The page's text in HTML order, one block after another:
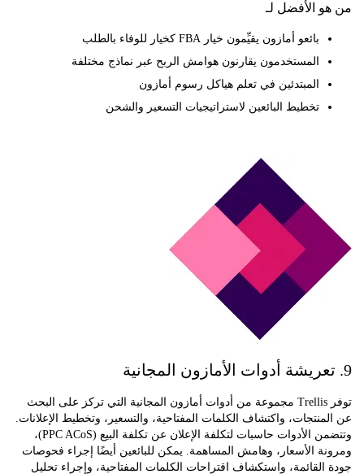
الأفضل لـ
بائعو أمازون يقيِّمون خيار FBA كخيار للوفاء بالطلب
المستخدمون يقارنون هوامش الربح عبر نماذج مختلفة
المبتدئين في تعلم هياكل رسوم أمازون
تخطيط البائعين لاستراتيجيات التسعير والشحن
توفر Trellis مجموعة من أدوات أمازون المجانية التي تركز على البحث
واكتشاف الكلمات المفتاحية، والتسعير، وتخطيط الإعلانات.
وتتضمن الأدوات حاسبات لتكلفة الإعلان عن تكلفة البيع (PPC ACoS)،
الأسعار، وهامش المساهمة. يمكن للبائعين أيضًا إجراء فحوصات
واستكشاف اقتراحات الكلمات المفتاحية، وإجراء تحليل